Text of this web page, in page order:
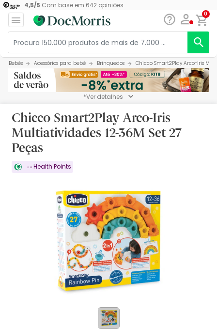
4,5/5 Com base em 642opiniões
0
Bebés Acessórios para bebé Brinquedos Chicco Smart2Play Arco-Iris
*Ver detalhes
Chicco Smart2Play Arco-Iris
Multiatividades 12-36M Set 27
Peças
Health Points